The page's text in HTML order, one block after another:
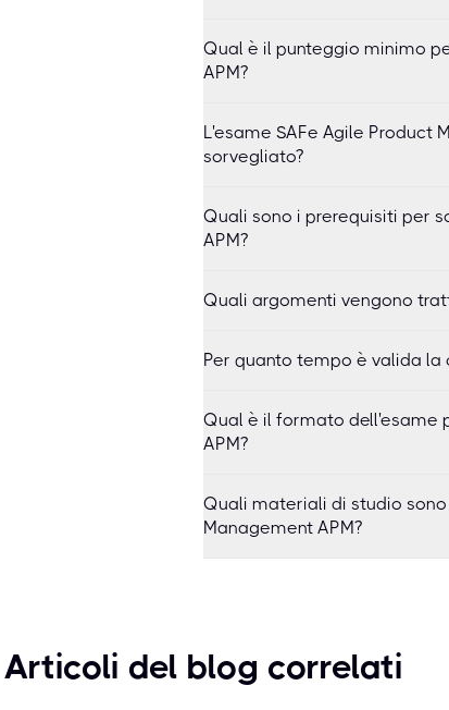
Qual è il punteggio minimo
APM?
L'esame SAFe Agile Product
sorvegliato?
Quali sono i prerequisiti per
APM?
Quali argomenti vengono
Per quanto tempo è valida la
Qual è il formato dell'esame
APM?
Quali materiali di studio
Management APM?
Articoli del blog correlati